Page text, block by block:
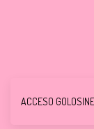
ACCESO